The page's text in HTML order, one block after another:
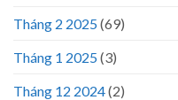
Tháng 2 2025(69)
Tháng 1 2025(3)
Tháng 12 2024(2)